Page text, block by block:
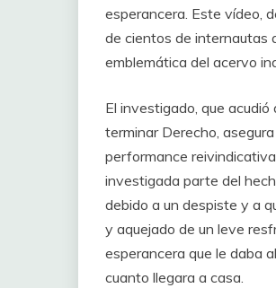
esperancera. Este vídeo,
de cientos de internautas
emblemática del acervo
El investigado, que
terminar Derecho,
performance
investigada parte del
debido a un despiste y a
y aquejado de un leve
esperancera que le daba
cuanto llegara a casa.